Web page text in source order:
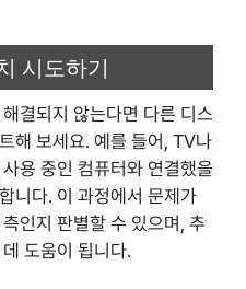
시도하기
결되지 않는다면 다른 디스
해 보세요. 예를 들어, TV나
용 중인 컴퓨터와 연결했을
니다. 이 과정에서 문제가
인지 판별할 수 있으며, 추
도움이 됩니다.